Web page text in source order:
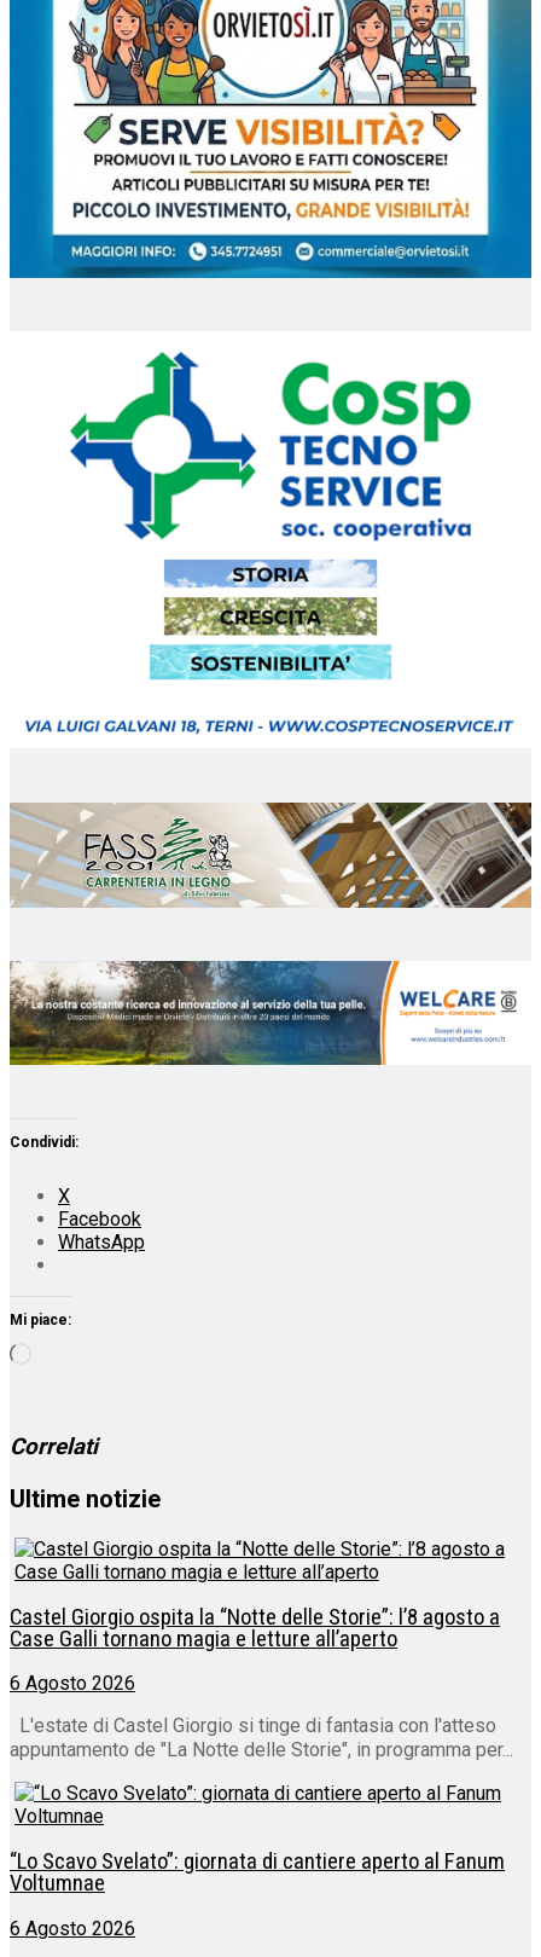
Condividi:
X
Facebook
WhatsApp
Mi piace:
Correlati
Ultime notizie
Castel Giorgio ospita la “Notte delle Storie”: l’8 agosto a
Case Galli tornano magia e letture all’aperto
6 Agosto 2026
L'estate di Castel Giorgio si tinge di fantasia con l'atteso
appuntamento de "La Notte delle Storie", in programma per...
“Lo Scavo Svelato”: giornata di cantiere aperto al Fanum
Voltumnae
6 Agosto 2026